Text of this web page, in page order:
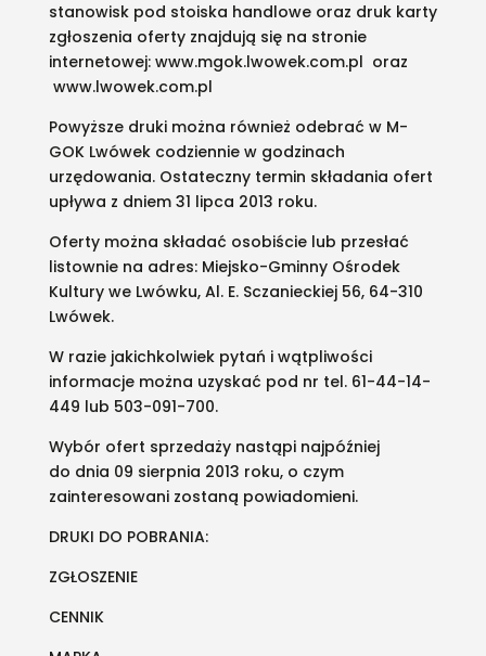
stanowisk pod stoiska handlowe oraz druk karty
zgłoszenia oferty znajdują się na stronie
internetowej: www.mgok.lwowek.com.pl oraz
www.lwowek.com.pl
Powyższe druki można również odebrać w M-
GOK Lwówek codziennie w godzinach
urzędowania. Ostateczny termin składania ofert
upływa z dniem 31 lipca 2013 roku.
Oferty można składać osobiście lub przesłać
listownie na adres: Miejsko-Gminny Ośrodek
Kultury we Lwówku, Al. E. Sczanieckiej 56, 64-310
Lwówek.
W razie jakichkolwiek pytań i wątpliwości
informacje można uzyskać pod nr tel. 61-44-14-
449 lub 503-091-700.
Wybór ofert sprzedaży nastąpi najpóźniej
do dnia 09 sierpnia 2013 roku, o czym
zainteresowani zostaną powiadomieni.
DRUKI DO POBRANIA:
ZGŁOSZENIE
CENNIK